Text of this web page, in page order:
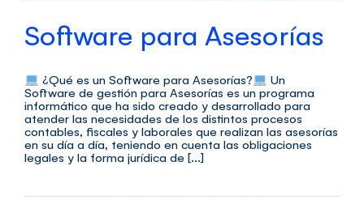
Software para Asesorías
¿Qué es un Software para Asesorías?
Un
Software de gestión para Asesorías es un programa
informático que ha sido creado y desarrollado para
atender las necesidades de los distintos procesos
contables, fiscales y laborales que realizan las asesorías
en su día a día, teniendo en cuenta las obligaciones
legales y la forma jurídica de [...]